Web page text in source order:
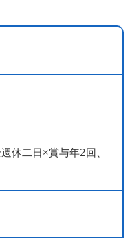
休二日×賞与年2回、